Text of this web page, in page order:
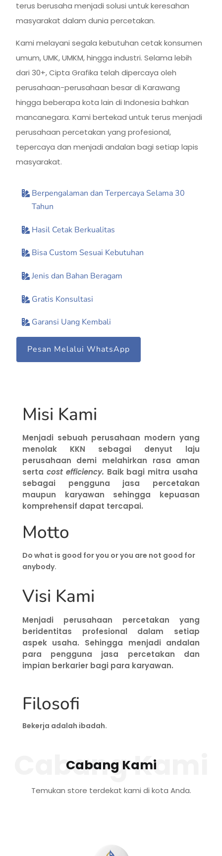
terus berusaha menjadi solusi untuk keresahan
masyarakat dalam dunia percetakan.
Kami melayani segala kebutuhan cetak konsumen
umum, UMK, UMKM, hingga industri. Selama lebih
dari 30+, Cipta Grafika telah dipercaya oleh
perusahaan-perusahaan besar di Karawang
hingga beberapa kota lain di Indonesia bahkan
mancanegara. Kami bertekad untuk terus menjadi
perusahaan percetakan yang profesional,
tepercaya dan menjadi andalan bagi setiap lapis
masyarakat.
Berpengalaman dan Terpercaya Selama 30
Tahun
Hasil Cetak Berkualitas
Bisa Custom Sesuai Kebutuhan
Jenis dan Bahan Beragam
Gratis Konsultasi
Garansi Uang Kembali
Pesan Melalui WhatsApp
Misi Kami
Menjadi sebuah perusahaan modern yang
menolak KKN sebagai denyut laju
perusahaan demi melahirkan rasa aman
serta cost efficiency. Baik bagi mitra usaha
sebagai pengguna jasa percetakan
maupun karyawan sehingga kepuasan
komprehensif dapat tercapai.
Motto
Do what is good for you or you are not good for
anybody.
Visi Kami
Menjadi perusahaan percetakan yang
beridentitas profesional dalam setiap
aspek usaha. Sehingga menjadi andalan
para pengguna jasa percetakan dan
impian berkarier bagi para karyawan.
Filosofi
Bekerja adalah ibadah.
Cabang Kami
Cabang Kami
Temukan store terdekat kami di kota Anda.